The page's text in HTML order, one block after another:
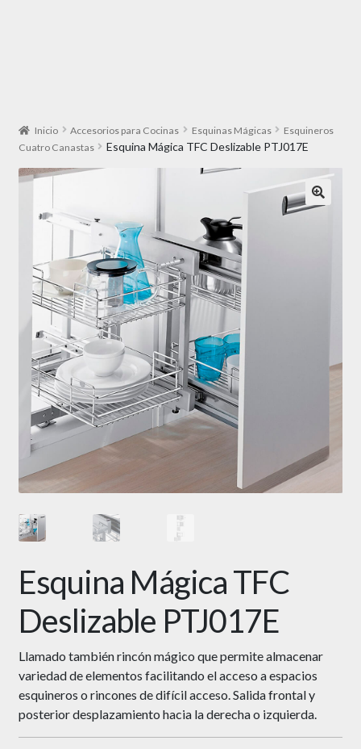
Inicio Accesorios para Cocinas Esquinas Mágicas
Esquineros
Cuatro Canastas
Esquina Mágica TFC Deslizable PTJ017E
Esquina Mágica TFC
Deslizable PTJ017E
Llamado también rincón mágico que permite almacenar
variedad de elementos facilitando el acceso a espacios
esquineros o rincones de difícil acceso. Salida frontal y
posterior desplazamiento hacia la derecha o izquierda.